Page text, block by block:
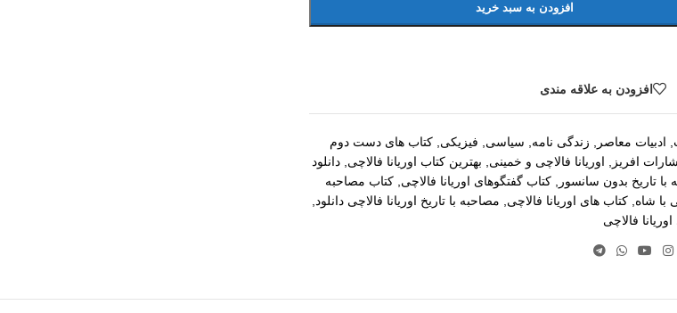
افزودن به سبد خرید
افزودن به علاقه مندی
ادبیات معاصر زندگی نامه سیاسی فیزیکی کتاب های دست دوم
افریز اوریانا فالاچی و خمینی بهترین کتاب اوریانا فالاچی دانلود
با تاریخ بدون سانسور
کتاب گفتگوهای اوریانا فالاچی کتاب مصاحبه
با شاه کتاب های اوریانا فالاچی مصاحبه با تاریخ اوریانا فالاچی دانلود
فالاچی